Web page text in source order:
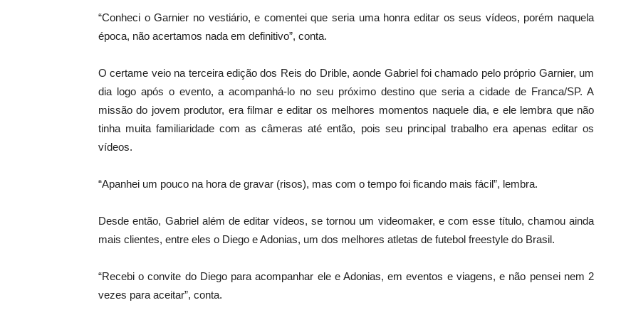
“Conheci o Garnier no vestiário, e comentei que seria uma honra editar os seus vídeos, porém naquela
época, não acertamos nada em definitivo”, conta.
O certame veio na terceira edição dos Reis do Drible, aonde Gabriel foi chamado pelo próprio Garnier, um
dia logo após o evento, a acompanhá-lo no seu próximo destino que seria a cidade de Franca/SP. A
missão do jovem produtor, era filmar e editar os melhores momentos naquele dia, e ele lembra que não
tinha muita familiaridade com as câmeras até então, pois seu principal trabalho era apenas editar os
vídeos.
“Apanhei um pouco na hora de gravar (risos), mas com o tempo foi ficando mais fácil”, lembra.
Desde então, Gabriel além de editar vídeos, se tornou um videomaker, e com esse título, chamou ainda
mais clientes, entre eles o Diego e Adonias, um dos melhores atletas de futebol freestyle do Brasil.
“Recebi o convite do Diego para acompanhar ele e Adonias, em eventos e viagens, e não pensei nem 2
vezes para aceitar”, conta.